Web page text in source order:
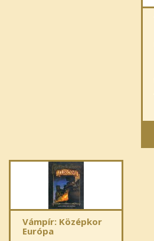
Vámpír: Középkor
Európa